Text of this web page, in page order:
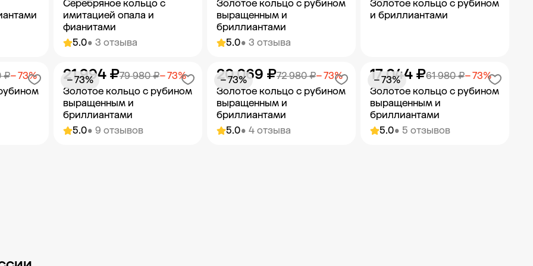
5.0• 3 отзыва
Серебряное кольцо с
имитацией опала и
фианитами
Добавить в корзину
5.0• 3 отзыва
Золотое кольцо с рубином
выращенным и
бриллиантами
Добавить в корзину
Золотое кольцо с рубином
и бриллиантами
Добавить в корзину
₽− 73%
5.0• 9 отзывов
Золотое кольцо с рубином
выращенным и
бриллиантами
79 980 ₽− 73%
21 994 ₽
− 73%
5.0• 4 отзыва
Золотое кольцо с рубином
выращенным и
бриллиантами
72 980 ₽− 73%
20 069 ₽
− 73%
5.0• 5 отзывов
Золотое кольцо с рубином
выращенным и
бриллиантами
61 980 ₽− 73%
17 044 ₽
− 73%